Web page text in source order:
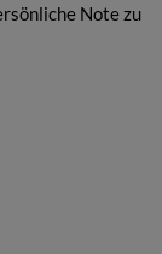
Note zu